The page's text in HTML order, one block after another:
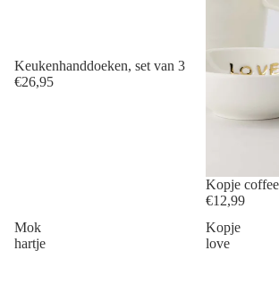
Keukenhanddoeken, set van 3
€26,95
Kopje coffee
€12,99
Mok
hartje
Kopje
love